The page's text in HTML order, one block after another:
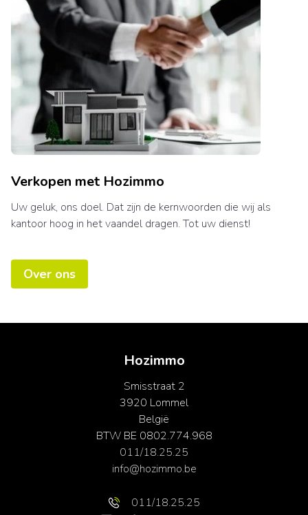
Verkopen met Hozimmo
Uw geluk, ons doel. Dat zijn de kernwoorden die wij als
kantoor hoog in het vaandel dragen. Tot uw dienst!
Over ons
Hozimmo
Smisstraat 2
3920 Lommel
België
BTW BE 0802.774.968
011/18.25.25
info@hozimmo.be
011/18.25.25